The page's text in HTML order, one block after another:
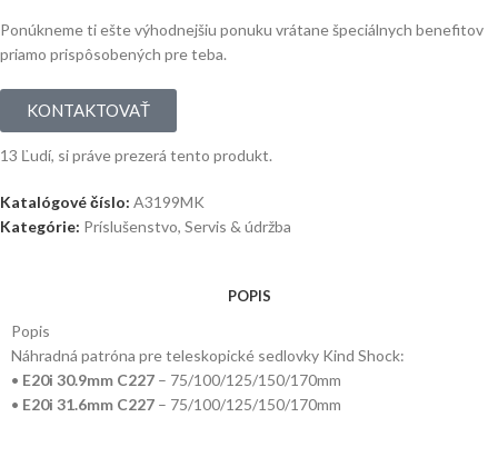
Ponúkneme ti ešte výhodnejšiu ponuku vrátane špeciálnych benefitov
priamo prispôsobených pre teba.
KONTAKTOVAŤ
13 Ľudí, si práve prezerá tento produkt.
Katalógové číslo: A3199MK
Kategórie: Príslušenstvo, Servis & údržba
POPIS
Popis
Náhradná patróna pre teleskopické sedlovky Kind Shock:
• E20i 30.9mm C227 – 75/100/125/150/170mm
• E20i 31.6mm C227 – 75/100/125/150/170mm